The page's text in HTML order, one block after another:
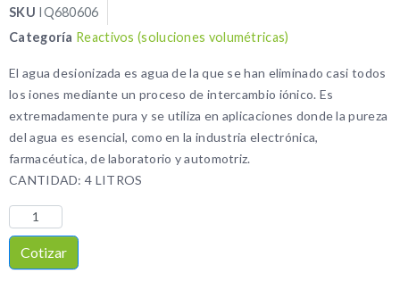
SKU IQ680606
Categoría Reactivos (soluciones volumétricas)
El agua desionizada es agua de la que se han eliminado casi todos
los iones mediante un proceso de intercambio iónico. Es
extremadamente pura y se utiliza en aplicaciones donde la pureza
del agua es esencial, como en la industria electrónica,
farmacéutica, de laboratorio y automotriz.
CANTIDAD: 4 LITROS
Cotizar